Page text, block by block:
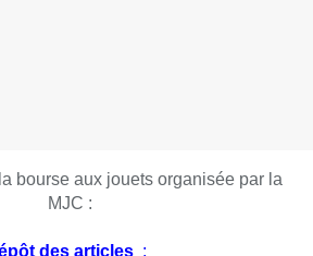
bourse aux jouets organisée par la
MJC :
des articles :